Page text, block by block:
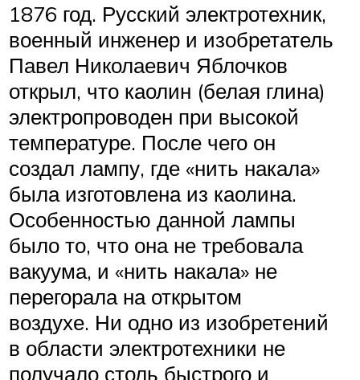
1876 год. Русский электротехник,
военный инженер и изобретатель
Павел Николаевич Яблочков
открыл, что каолин (белая глина)
электропроводен при высокой
температуре. После чего он
создал лампу, где «нить накала»
была изготовлена из каолина.
Особенностью данной лампы
было то, что она не требовала
вакуума, и «нить накала» не
перегорала на открытом
воздухе. Ни одно из изобретений
в области электротехники не
получало столь быстрого и